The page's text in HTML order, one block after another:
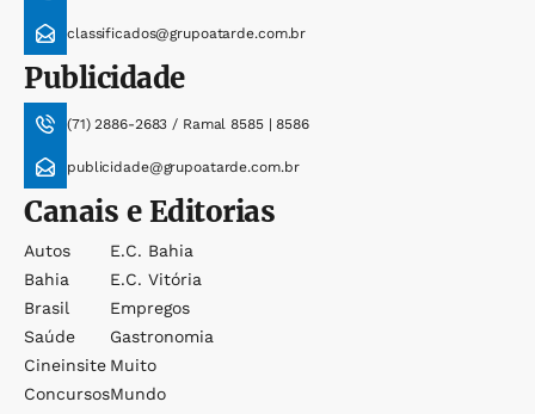
classificados@grupoatarde.com.br
Publicidade
(71) 2886-2683 / Ramal 8585 | 8586
publicidade@grupoatarde.com.br
Canais e Editorias
Autos
Bahia
Brasil
Saúde
Cineinsite
Concursos
E.c. Bahia
E.c. Vitória
Empregos
Gastronomia
Muito
Mundo